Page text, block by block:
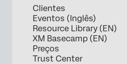
Clientes
Eventos (Inglês)
Resource Library (EN)
XM Basecamp (EN)
Preços
Trust Center